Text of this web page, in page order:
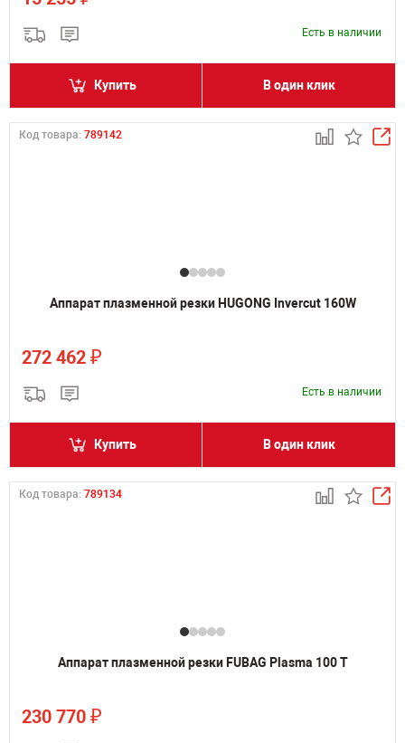
Есть в наличии
Купить В один клик
Код товара: 789142
Аппарат плазменной резки HUGONG Invercut 160W
272 462 ₽
Есть в наличии
Купить В один клик
Код товара: 789134
Аппарат плазменной резки FUBAG Plasma 100 T
230 770 ₽